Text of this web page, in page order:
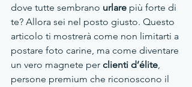
dove tutte sembrano urlare più forte di
te? Allora sei nel posto giusto. Questo
articolo ti mostrerà come non limitarti a
postare foto carine, ma come diventare
un vero magnete per clienti d’élite,
persone premium che riconoscono il